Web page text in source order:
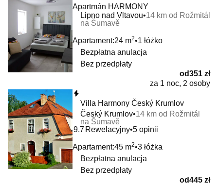
Apartmán HARMONY
Lipno nad Vltavou 14 km od Rožmitál
na Šumavě
Apartament:24 m2 1 łóżko
Bezpłatna anulacja
Bez przedpłaty
od351 zł
za 1 noc, 2 osoby
Villa Harmony Český Krumlov
Český Krumlov 14 km od Rožmitál
na Šumavě
9.7 Rewelacyjny 5 opinii
Apartament:45 m2 3 łóżka
Bezpłatna anulacja
Bez przedpłaty
od445 zł